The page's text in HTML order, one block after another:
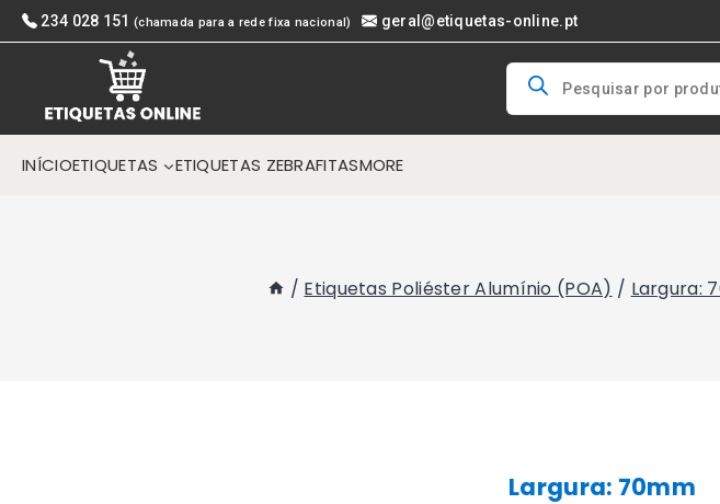
Skip
to
234 028 151 (chamada para a rede fixa nacional) geral@etiquetas-online.pt
Products
search
INÍCIOETIQUETAS ETIQUETAS ZEBRAFITASMORE
/ Etiquetas Poliéster Alumínio (POA) / Largura:
Largura: 70mm